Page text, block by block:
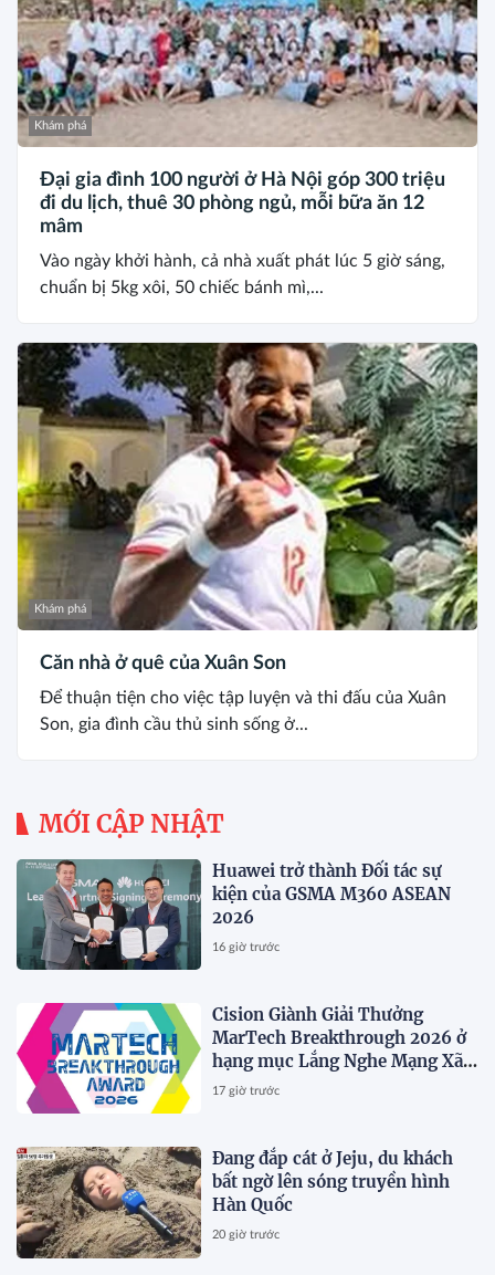
Khám phá
Đại gia đình 100 người ở Hà Nội góp 300 triệu
đi du lịch, thuê 30 phòng ngủ, mỗi bữa ăn 12
mâm
Vào ngày khởi hành, cả nhà xuất phát lúc 5 giờ sáng,
chuẩn bị 5kg xôi, 50 chiếc bánh mì,...
Khám phá
Căn nhà ở quê của Xuân Son
Để thuận tiện cho việc tập luyện và thi đấu của Xuân
Son, gia đình cầu thủ sinh sống ở...
MỚI CẬP NHẬT
Huawei trở thành Đối tác sự
kiện của GSMA M360 ASEAN
2026
16 giờ trước
Cision Giành Giải Thưởng
MarTech Breakthrough 2026 ở
hạng mục Lắng Nghe Mạng Xã
Hội, Phân Phối Thông Cáo Báo
17 giờ trước
Đang đắp cát ở Jeju, du khách
bất ngờ lên sóng truyền hình
Hàn Quốc
20 giờ trước